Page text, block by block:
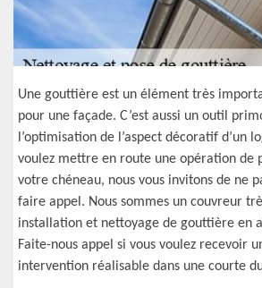
Une gouttière est un élément très
pour une façade. C’est aussi un outil
l’optimisation de l’aspect décoratif d’un
voulez mettre en route une opération de
votre chéneau, nous vous invitons de ne
faire appel. Nous sommes un couvreur
installation et nettoyage de gouttière en
Faite-nous appel si vous voulez recevoir
intervention réalisable dans une courte